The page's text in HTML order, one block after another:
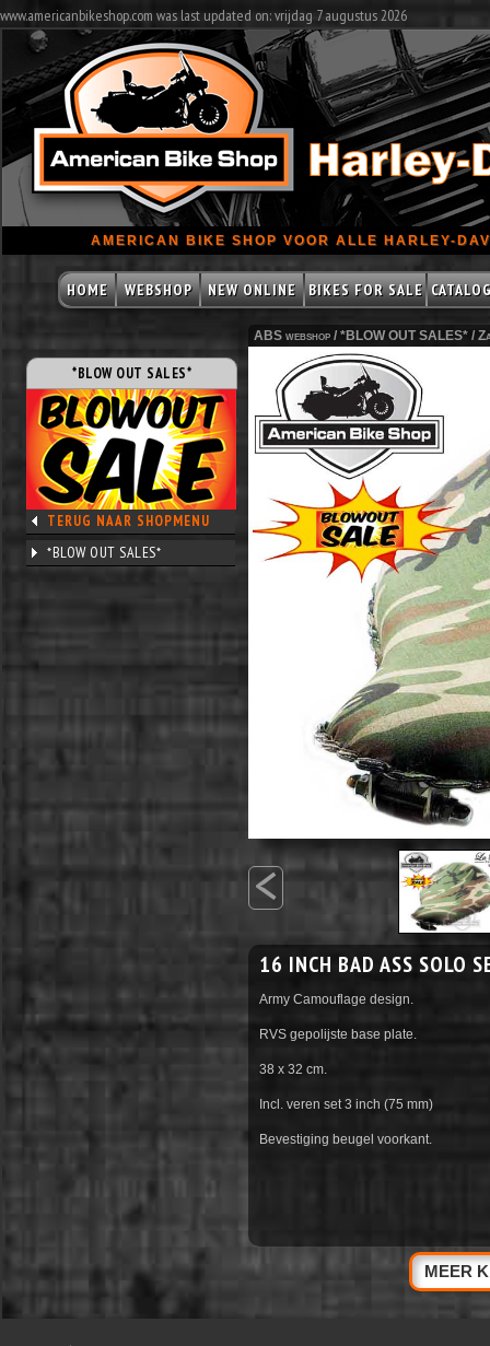
www.americanbikeshop.com was last updated on: vrijdag 7 augustus 2026
AMERICAN BIKE SHOP VOOR ALLE HARLEY-
HOME WEBSHOP NEW ONLINE BIKES FOR SALE
*BLOW OUT SALES*
TERUG NAAR SHOPMENU
*BLOW OUT SALES*
ABS webshop / *BLOW OUT SALES* /
<
16 INCH BAD ASS SOLO
Army Camouflage design.
RVS gepolijste base plate.
38 x 32 cm.
Incl. veren set 3 inch (75 mm)
Bevestiging beugel voorkant.
MEER